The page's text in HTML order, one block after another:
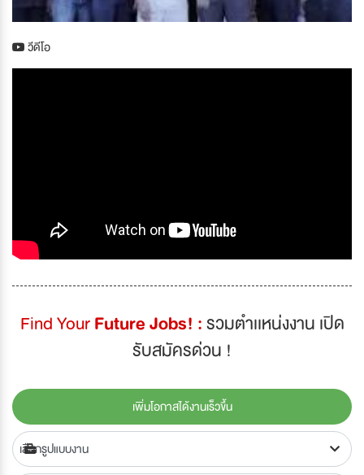
วีดีโอ
Find YourFuture Jobs! :รวมตำเเหน่งงาน เปิด
รับสมัครด่วน !
เพิ่มโอกาสได้งานเร็วขึ้น